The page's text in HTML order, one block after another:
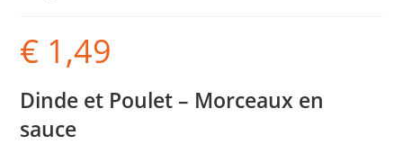
€ 1,49
Dinde et Poulet – Morceaux en
sauce